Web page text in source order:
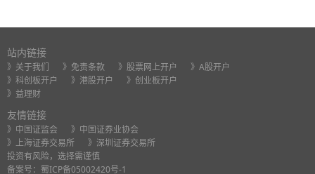
站内链接
》关于我们 》免责条款 》股票网上开户
》A股开户
》科创板开户
》港股开户
》创业板开户
》益理财
友情链接
》中国证监会
》中国证券业协会
》上海证券交易所
》深圳证券交易所
投资有风险，选择需谨慎
备案号： 蜀ICP备05002420号-1